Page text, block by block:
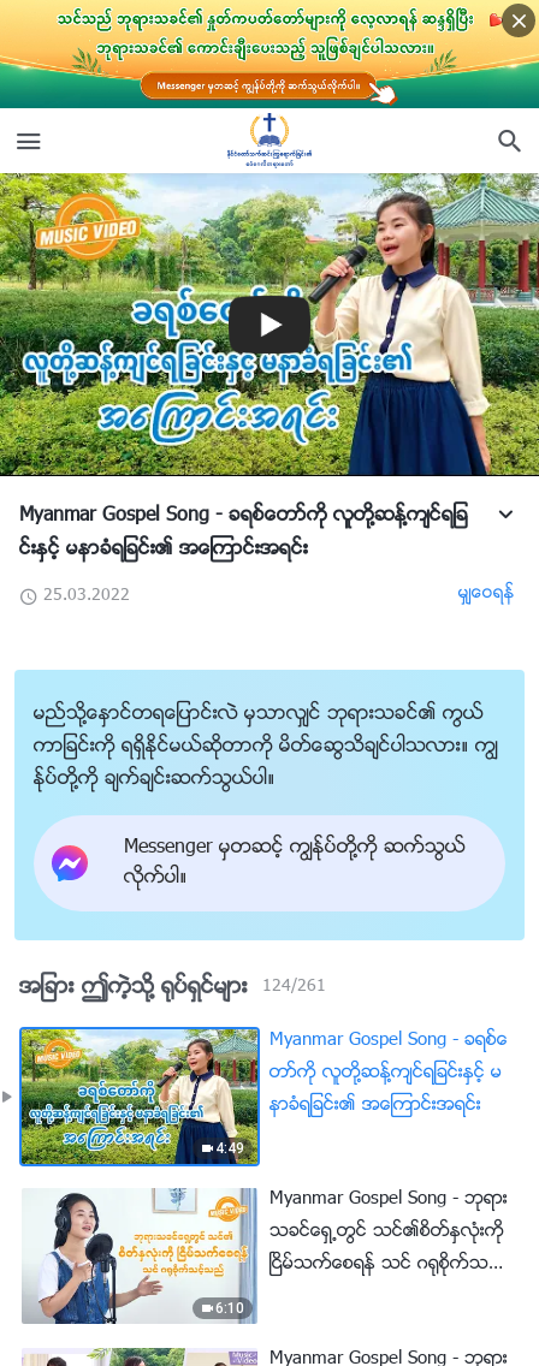
Myanmar Gospel Song - ခရစ္ေတာ္ကို လူတို႔ဆန႔္က်င္ရျခ
င္းႏွင့္ မနာခံရျခင္း၏ အေၾကာင္းအရင္း
25.03.2022 မွ်ေဝရန္
မည္သို႔ေႏွာင္တရေျပာင္းလဲ မွသာလွ်င္ ဘုရားသခင္၏ ကြယ္
ကာျခင္းကို ရရွိႏိုင္မယ္ဆိုတာကို မိတ္ေဆြသိခ်င္ပါသလား။ ကြၽ
န္ုပ္တို႔ကို ခ်က္ခ်င္းဆက္သြယ္ပါ။
Messenger မွတဆင့္ ကြၽန္ုပ္တို႔ကို ဆက္သြယ္
လိုက္ပါ။
အျခား ဤကဲ့သို႔ ႐ုပ္ရွင္မ်ား 124/261
4:49
Myanmar Gospel Song - ခရစ္ေ
တာ္ကို လူတို႔ဆန႔္က်င္ရျခင္းႏွင့္ မ
နာခံရျခင္း၏ အေၾကာင္းအရင္း
6:10
Myanmar Gospel Song - ဘုရား
သခင္ေရွ႕တြင္ သင္၏စိတ္ႏွလုံးကို
ၿငိမ္သက္ေစရန္ သင္ ဂ႐ုစိုက္သင့္
Myanmar Gospel Song - ဘုရား